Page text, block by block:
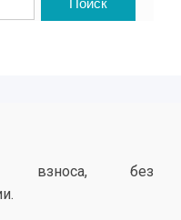
взноса, без